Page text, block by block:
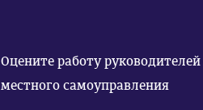
Оцените работу
местного самоуправления